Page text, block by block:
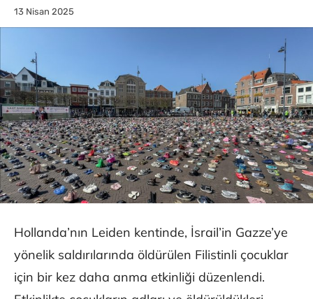
13 Nisan 2025
Hollanda’nın Leiden kentinde, İsrail’in Gazze’ye
yönelik saldırılarında öldürülen Filistinli çocuklar
için bir kez daha anma etkinliği düzenlendi.